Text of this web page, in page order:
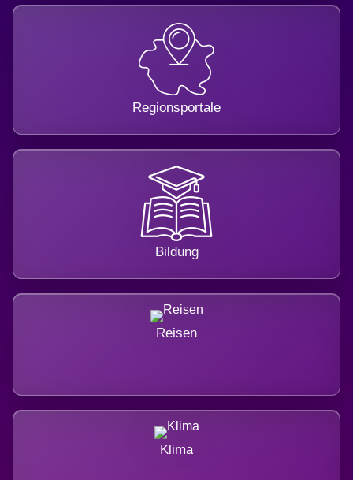
Regionsportale
Bildung
Reisen
Klima